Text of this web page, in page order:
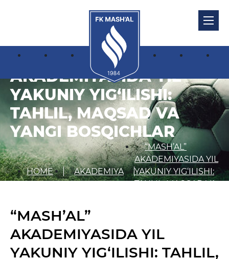
“MASH’AL”
AKADEMIYASIDA YIL
YAKUNIY YIG‘ILISHI:
TAHLIL, MAQSAD VA
YANGI BOSQICHLAR
HOME AKADEMIYA
“MASH’AL”
AKADEMIYASIDA YIL
YAKUNIY YIG‘ILISHI:
TAHLIL, MAQSAD VA
“MASH’AL”
AKADEMIYASIDA YIL
YAKUNIY YIG‘ILISHI: TAHLIL,